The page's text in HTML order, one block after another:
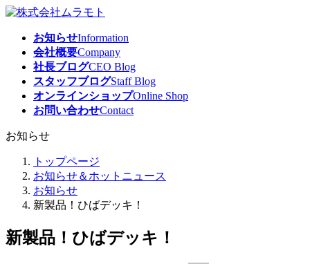
コ
プ
ナ
動
お知らせInformation
会社概要Company
社長ブログCEO Blog
スタッフブログStaff Blog
オンラインショップOnline Shop
お問い合わせContact
お知らせ
トップページ
お知らせ＆ホットニュース
お知らせ
新製品！ひばデッキ！
新製品！ひばデッキ！